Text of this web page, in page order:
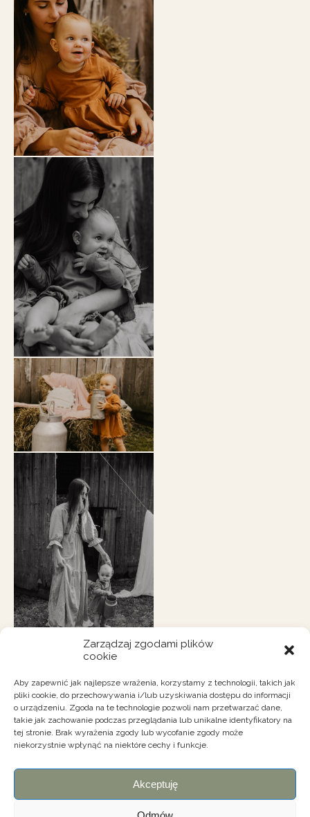
Zarządzaj zgodami plików
cookie
Aby zapewnić jak najlepsze wrażenia, korzystamy z technologii, takich jak
pliki cookie, do przechowywania i/lub uzyskiwania dostępu do informacji
o urządzeniu. Zgoda na te technologie pozwoli nam przetwarzać dane,
takie jak zachowanie podczas przeglądania lub unikalne identyfikatory na
tej stronie. Brak wyrażenia zgody lub wycofanie zgody może
niekorzystnie wpłynąć na niektóre cechy i funkcje.
Akceptuję
kontakt@wszedzie-dobrze.pl